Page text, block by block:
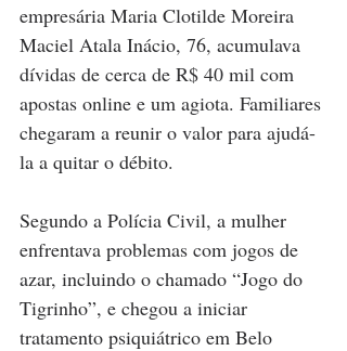
empresária Maria Clotilde Moreira
Maciel Atala Inácio, 76, acumulava
dívidas de cerca de R$ 40 mil com
apostas online e um agiota. Familiares
chegaram a reunir o valor para ajudá-
la a quitar o débito.
Segundo a Polícia Civil, a mulher
enfrentava problemas com jogos de
azar, incluindo o chamado “Jogo do
Tigrinho”, e chegou a iniciar
tratamento psiquiátrico em Belo